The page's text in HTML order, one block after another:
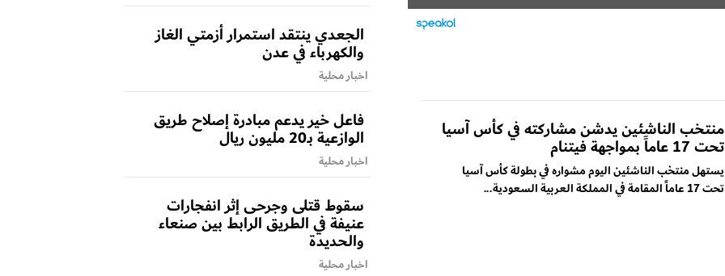
منتخب الناشئين يدشن مشاركته في كأس آسيا
تحت 17 عاماً بمواجهة فيتنام
يستهل منتخب الناشئين اليوم مشواره في بطولة كأس آسيا
تحت 17 عاماً المقامة في المملكة العربية السعودية...
الجعدي ينتقد استمرار أزمتي الغاز
والكهرباء في عدن
اخبار محلية
فاعل خير يدعم مبادرة إصلاح طريق
الوازعية بـ20 مليون ريال
اخبار محلية
سقوط قتلى وجرحى إثر انفجارات
عنيفة في الطريق الرابط بين صنعاء
والحديدة
اخبار محلية